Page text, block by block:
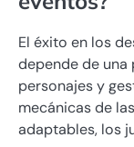
El éxito en los
depende de una
personajes y
mecánicas de
adaptables, los